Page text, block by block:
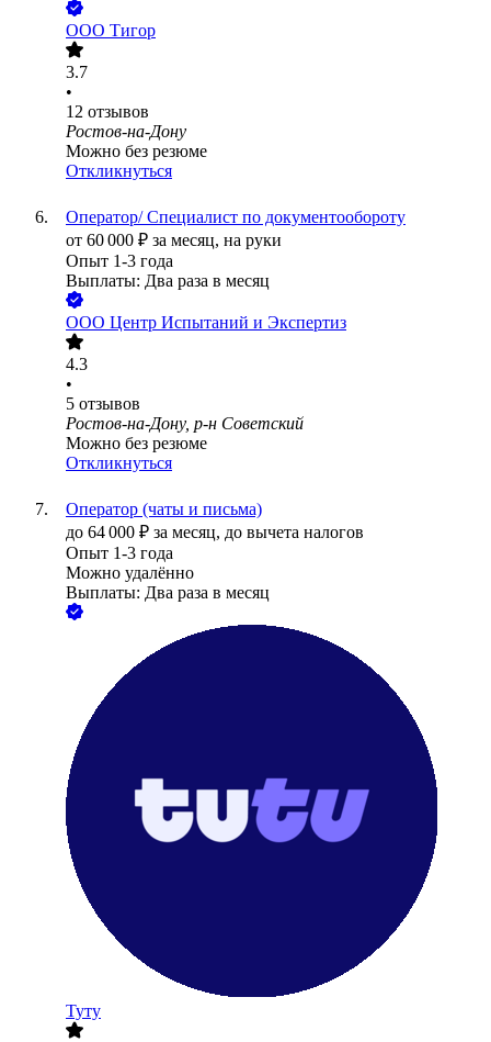
ООО Тигор
3.7
•
12 отзывов
Ростов-на-Дону
Можно без резюме
Откликнуться
Оператор/ Специалист по документообороту
от 60 000 ₽ за месяц, на руки
Опыт 1-3 года
Выплаты: Два раза в месяц
ООО Центр Испытаний и Экспертиз
4.3
•
5 отзывов
Ростов-на-Дону, р-н Советский
Можно без резюме
Откликнуться
Оператор (чаты и письма)
до 64 000 ₽ за месяц, до вычета налогов
Опыт 1-3 года
Можно удалённо
Выплаты: Два раза в месяц
Туту